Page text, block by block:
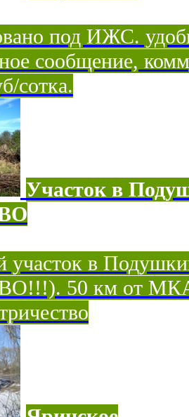
под ИЖС.
сообщение,
сотка.
Участок в
участок в
50 км от